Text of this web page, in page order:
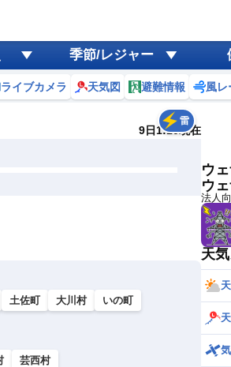
季節/レジャー
ライブカメラ 天気図 避難情報 風レ
9日1:10現在
雷
土佐町 大川村
いの町
芸西村
ウ
ウ
法人
天